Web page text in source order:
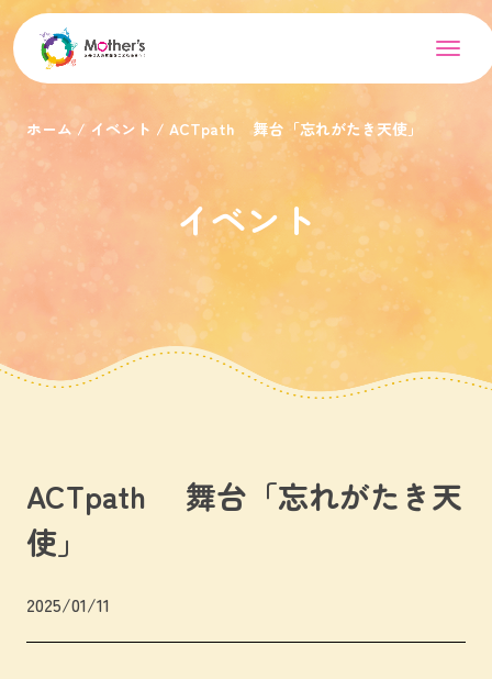
ホーム イベント ACTpath 舞台「忘れがたき天使」
イベント
ACTpath 舞台「忘れがたき天
使」
2025/01/11